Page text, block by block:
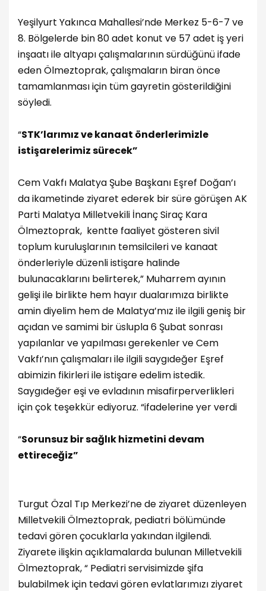
Yeşilyurt Yakınca Mahallesi’nde Merkez 5-6-7 ve
8. Bölgelerde bin 80 adet konut ve 57 adet iş yeri
inşaatı ile altyapı çalışmalarının sürdüğünü ifade
eden Ölmeztoprak, çalışmaların biran önce
tamamlanması için tüm gayretin gösterildiğini
söyledi.
“STK’larımız ve kanaat önderlerimizle
istişarelerimiz sürecek”
Cem Vakfı Malatya Şube Başkanı Eşref Doğan’ı
da ikametinde ziyaret ederek bir süre görüşen AK
Parti Malatya Milletvekili İnanç Siraç Kara
Ölmeztoprak, kentte faaliyet gösteren sivil
toplum kuruluşlarının temsilcileri ve kanaat
önderleriyle düzenli istişare halinde
bulunacaklarını belirterek,” Muharrem ayının
gelişi ile birlikte hem hayır dualarımıza birlikte
amin diyelim hem de Malatya’mız ile ilgili geniş bir
açıdan ve samimi bir üslupla 6 Şubat sonrası
yapılanlar ve yapılması gerekenler ve Cem
Vakfı’nın çalışmaları ile ilgili saygıdeğer Eşref
abimizin fikirleri ile istişare edelim istedik.
Saygıdeğer eşi ve evladının misafirperverlikleri
için çok teşekkür ediyoruz. “ifadelerine yer verdi
“Sorunsuz bir sağlık hizmetini devam
ettireceğiz”
Turgut Özal Tıp Merkezi’ne de ziyaret düzenleyen
Milletvekili Ölmeztoprak, pediatri bölümünde
tedavi gören çocuklarla yakından ilgilendi.
Ziyarete ilişkin açıklamalarda bulunan Milletvekili
Ölmeztoprak, “ Pediatri servisimizde şifa
bulabilmek için tedavi gören evlatlarımızı ziyaret